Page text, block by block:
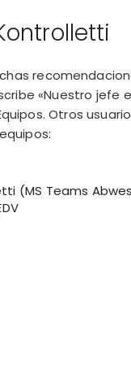
«Nuestro
Otros
(MS Teams